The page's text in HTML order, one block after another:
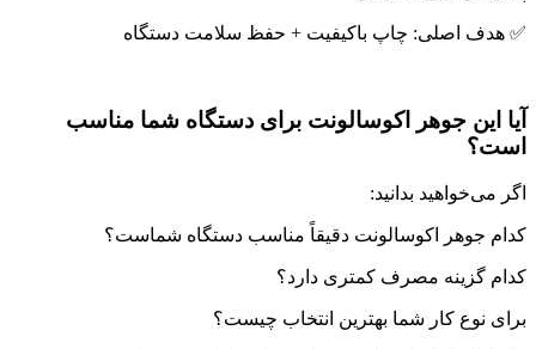
✅ هدف اصلی: چاپ باکیفیت + حفظ سلامت دستگاه
آیا این جوهر اکوسالونت برای دستگاه شما مناسب
است؟
اگر می‌خواهید بدانید:
کدام جوهر اکوسالونت دقیقاً مناسب دستگاه شماست؟
کدام گزینه مصرف کمتری دارد؟
برای نوع کار شما بهترین انتخاب چیست؟